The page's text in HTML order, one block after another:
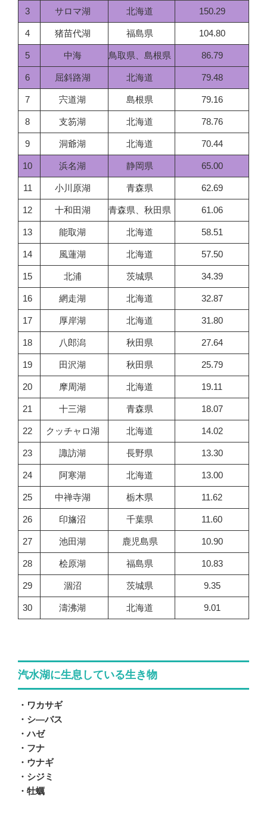
3 サロマ湖 北海道 150.29
4 猪苗代湖 福島県 104.80
5 中海 鳥取県、島根県 86.79
6 屈斜路湖 北海道 79.48
7 宍道湖 島根県 79.16
8 支笏湖 北海道 78.76
9 洞爺湖 北海道 70.44
10 浜名湖 静岡県 65.00
11 小川原湖 青森県 62.69
12 十和田湖 青森県、秋田県 61.06
13 能取湖 北海道 58.51
14 風蓮湖 北海道 57.50
15 北浦 茨城県 34.39
16 網走湖 北海道 32.87
17 厚岸湖 北海道 31.80
18 八郎潟 秋田県 27.64
19 田沢湖 秋田県 25.79
20 摩周湖 北海道 19.11
21 十三湖 青森県 18.07
22 クッチャロ湖 北海道 14.02
23 諏訪湖 長野県 13.30
24 阿寒湖 北海道 13.00
25 中禅寺湖 栃木県 11.62
26 印旛沼 千葉県 11.60
27 池田湖 鹿児島県 10.90
28 桧原湖 福島県 10.83
29 涸沼 茨城県 9.35
30 濤沸湖 北海道 9.01
汽水湖に生息している生き物
・ワカサギ
・シ―バス
・ハゼ
・フナ
・ウナギ
・シジミ
・牡蠣